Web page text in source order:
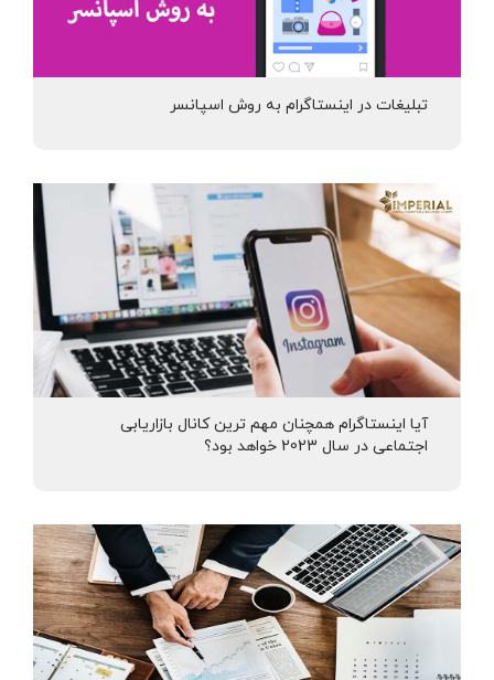
تبلیغات در اینستاگرام به روش اسپانسر
آیا اینستاگرام همچنان مهم ترین کانال بازاریابی
اجتماعی در سال 2023 خواهد بود؟